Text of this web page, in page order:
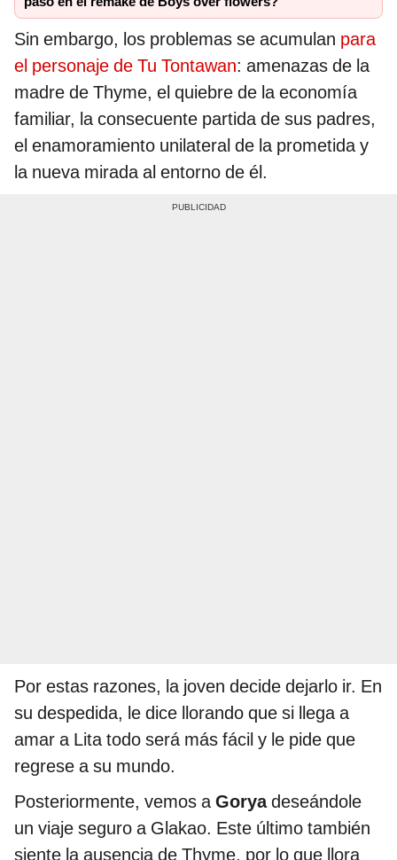
Sin embargo, los problemas se acumulan para
el personaje de Tu Tontawan: amenazas de la
madre de Thyme, el quiebre de la economía
familiar, la consecuente partida de sus padres,
el enamoramiento unilateral de la prometida y
la nueva mirada al entorno de él.
Por estas razones, la joven decide dejarlo ir. En
su despedida, le dice llorando que si llega a
amar a Lita todo será más fácil y le pide que
regrese a su mundo.
Posteriormente, vemos aGoryadeseándole
un viaje seguro a Glakao. Este último también
siente la ausencia de Thyme, por lo que llora